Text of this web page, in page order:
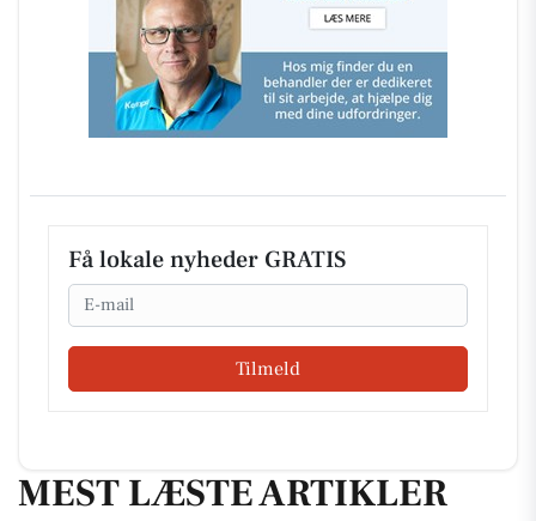
Få lokale nyheder GRATIS
Email
Tilmeld
MEST LÆSTE ARTIKLER